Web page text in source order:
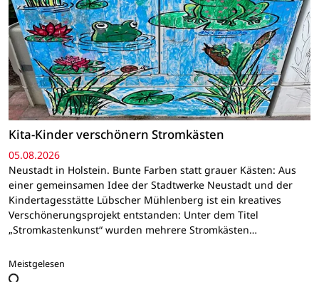
Kita-Kinder verschönern Stromkästen
05.08.2026
Neustadt in Holstein. Bunte Farben statt grauer Kästen: Aus
einer gemeinsamen Idee der Stadtwerke Neustadt und der
Kindertagesstätte Lübscher Mühlenberg ist ein kreatives
Verschönerungsprojekt entstanden: Unter dem Titel
„Stromkastenkunst“ wurden mehrere Stromkästen…
Meistgelesen